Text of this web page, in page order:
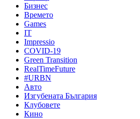
Бизнес
Времето
Games
IT
Impressio
COVID-19
Green Transition
RealTimeFuture
#URBN
Авто
Изгубената България
Клубовете
Кино